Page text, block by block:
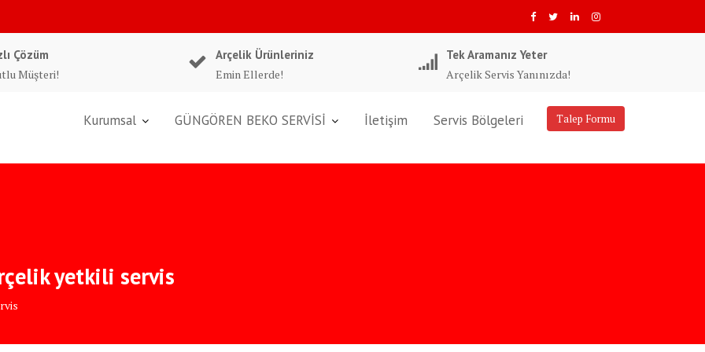
Çözüm
Müşteri!
Arçelik Ürünleriniz
Emin Ellerde!
Tek Aramanız Yeter
Arçelik Servis Yanınızda!
Talep Formu
Kurumsal GÜNGÖREN BEKO SERVİSİ İletişim Servis Bölgeleri
yetkili servis